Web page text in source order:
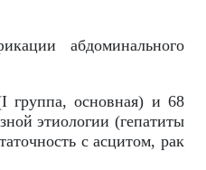
абдоминального
группа, основная) и 68
этиологии (гепатиты
с асцитом, рак